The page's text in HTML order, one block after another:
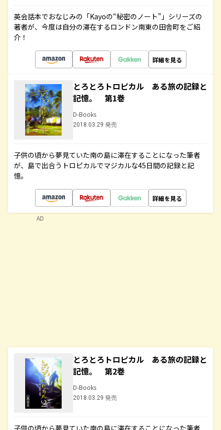
英会話本でおなじみの「Kayoの“秘密のノート”」シリーズの
著者が、今度は自分の滞在するロンドン南東の田舎町をご紹
介！
詳細を見る
とろとろトロピカル ある旅の記録と
記憶。 第1巻
D-Books
2018.03.29 発売
子供の頃から夢見ていた南の島に滞在することになった筆者
が、島で出合うトロピカルでマジカルな45日間の記録と記
憶。
詳細を見る
とろとろトロピカル ある旅の記録と
記憶。 第2巻
D-Books
2018.03.29 発売
子供の頃から夢見ていた南の島に滞在することになった筆者
AD